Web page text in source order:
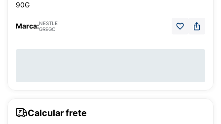
90G
Marca:NESTLE
GREGO
Calcular frete